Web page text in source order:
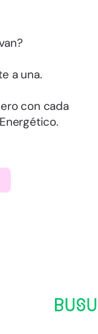
a una.
con cada